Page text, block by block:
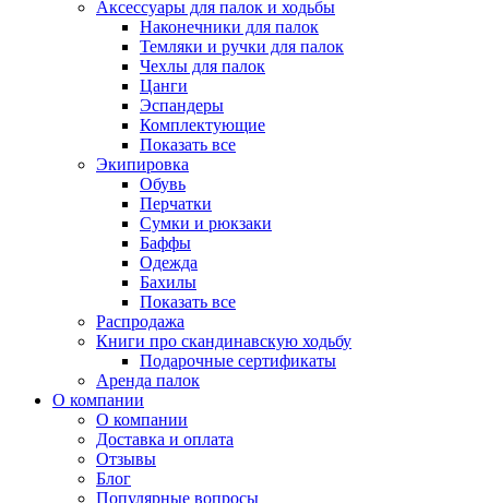
Аксессуары для палок и ходьбы
Наконечники для палок
Темляки и ручки для палок
Чехлы для палок
Цанги
Эспандеры
Комплектующие
Показать все
Экипировка
Обувь
Перчатки
Сумки и рюкзаки
Баффы
Одежда
Бахилы
Показать все
Распродажа
Книги про скандинавскую ходьбу
Подарочные сертификаты
Аренда палок
О компании
О компании
Доставка и оплата
Отзывы
Блог
Популярные вопросы